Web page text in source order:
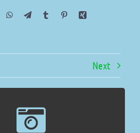
> Demande d’info <
Next